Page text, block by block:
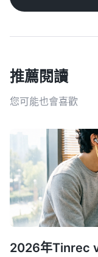
推薦閱讀
您可能也會喜歡
2026年Tinrec